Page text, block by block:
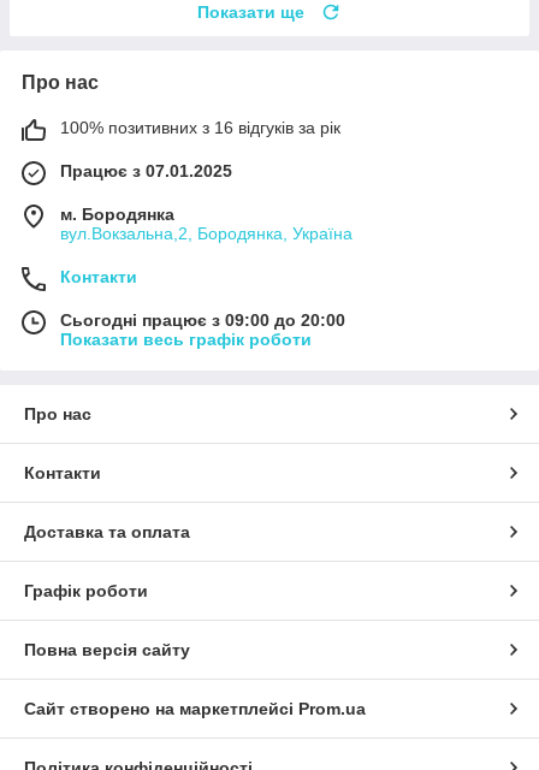
Показати ще
Про нас
100% позитивних з 16 відгуків за рік
Працює з 07.01.2025
м. Бородянка
вул.Вокзальна,2, Бородянка, Україна
Контакти
Сьогодні працює з 09:00 до 20:00
Показати весь графік роботи
Про нас
Контакти
Доставка та оплата
Графік роботи
Повна версія сайту
Сайт створено на маркетплейсі Prom.ua